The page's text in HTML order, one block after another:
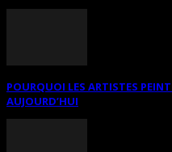
POURQUOI LES ARTISTES
AUJOURD’HUI